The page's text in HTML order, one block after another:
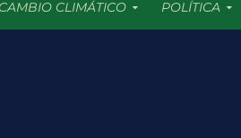
CAMBIO CLIMÁTICO POLÍTICA